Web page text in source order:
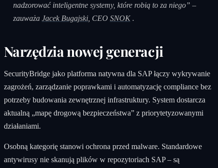
nadzorować inteligentne systemy, które robią to za niego” –
zauważa Jacek Bugajski, CEO SNOK.
Narzędzia nowej generacji
SecurityBridge jako platforma natywna dla SAP łączy wykrywanie
zagrożeń, zarządzanie poprawkami i automatyzację compliance bez
potrzeby budowania zewnętrznej infrastruktury. System dostarcza
aktualną „mapę drogową bezpieczeństwa” z priorytetyzowanymi
działaniami.
Osobną kategorię stanowi ochrona przed malware. Standardowe
antywirusy nie skanują plików w repozytoriach SAP – są